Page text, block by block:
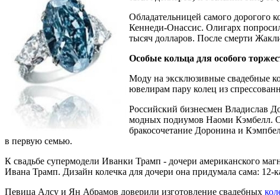
Обладательницей самого дорогого
Кеннеди-Онассис. Олигарх
тысяч долларов. После смерти
Особые кольца для особого
Моду на эксклюзивные свадебные
ювелирам пару колец из
Российский бизнесмен Владислав
модных подиумов Наоми Кэмбелл.
бракосочетание Доронина и
в первую семью.
К свадьбе супермодели Иванки Трамп - дочери американского
Ивана Трамп. Дизайн колечка для дочери она придумала сама: 12-
Певица Алсу и Ян Абрамов доверили изготовление свадебных